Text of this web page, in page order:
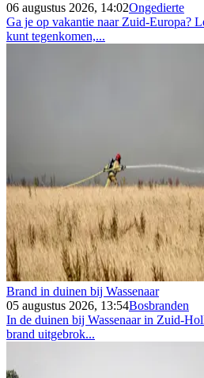
06 augustus 2026, 14:02Ongedierte
Ga je op vakantie naar Zuid-Europa?
kunt tegenkomen,...
Brand in duinen bij Wassenaar
05 augustus 2026, 13:54Bosbranden
In de duinen bij Wassenaar in Zuid-
brand uitgebrok...